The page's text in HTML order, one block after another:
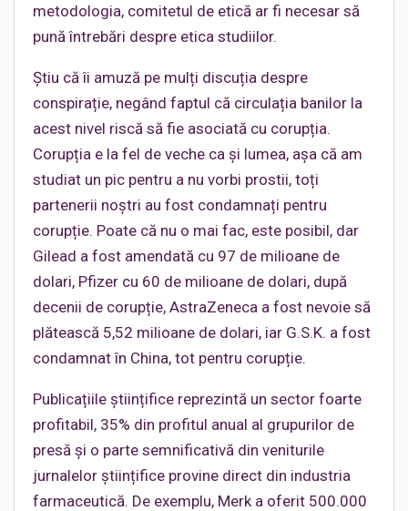
metodologia, comitetul de etică ar fi necesar să
pună întrebări despre etica studiilor.
Știu că îi amuză pe mulți discuția despre
conspirație, negând faptul că circulația banilor la
acest nivel riscă să fie asociată cu corupția.
Corupția e la fel de veche ca și lumea, așa că am
studiat un pic pentru a nu vorbi prostii, toți
partenerii noștri au fost condamnați pentru
corupție. Poate că nu o mai fac, este posibil, dar
Gilead a fost amendată cu 97 de milioane de
dolari, Pfizer cu 60 de milioane de dolari, după
decenii de corupție, AstraZeneca a fost nevoie să
plătească 5,52 milioane de dolari, iar G.S.K. a fost
condamnat în China, tot pentru corupție.
Publicațiile științifice reprezintă un sector foarte
profitabil, 35% din profitul anual al grupurilor de
presă și o parte semnificativă din veniturile
jurnalelor științifice provine direct din industria
farmaceutică. De exemplu, Merk a oferit 500.000